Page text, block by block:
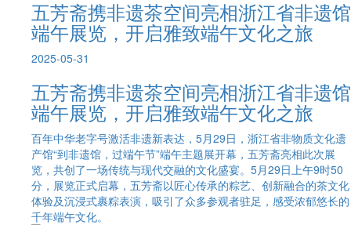
五芳斋携非遗茶空间亮相浙江省非遗馆
端午展览，开启雅致端午文化之旅
2025-05-31
五芳斋携非遗茶空间亮相浙江省非遗馆
端午展览，开启雅致端午文化之旅
百年中华老字号激活非遗新表达，5月29日，浙江省非物质文化遗
产馆“到非遗馆，过端午节”端午主题展开幕，五芳斋亮相此次展
览，共创了一场传统与现代交融的文化盛宴。5月29日上午9时50
分，展览正式启幕，五芳斋以匠心传承的粽艺、创新融合的茶文化
体验及沉浸式裹粽表演，吸引了众多参观者驻足，感受浓郁悠长的
千年端午文化。